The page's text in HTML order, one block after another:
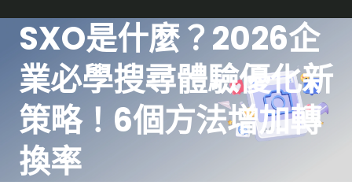
SXO是什麼？2026企
業必學搜尋體驗優化新
策略！6個方法增加轉
換率